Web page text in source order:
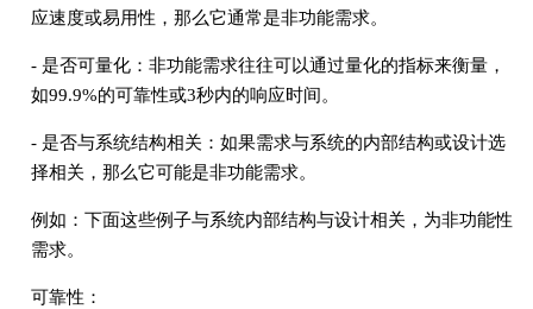
应速度或易用性，那么它通常是非功能需求。
- 是否可量化：非功能需求往往可以通过量化的指标来衡量，
如99.9%的可靠性或3秒内的响应时间。
- 是否与系统结构相关：如果需求与系统的内部结构或设计选
择相关，那么它可能是非功能需求。
例如：下面这些例子与系统内部结构与设计相关，为非功能性
需求。
可靠性：